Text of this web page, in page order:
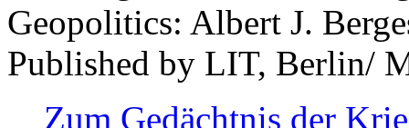
Geopolitics: Albert J.
Published by LIT, Berlin/
Zum Gedächtnis der